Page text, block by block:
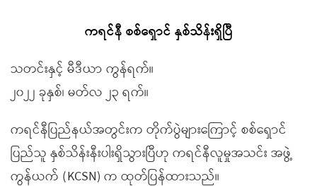
ကရင်နီ စစ်ရှောင် နှစ်သိန်းရှိပြီ
သတင်းနှင့် မီဒီယာ ကွန်ရက်။
၂၀၂၂ ခုနှစ်၊ မတ်လ ၂၃ ရက်။
ကရင်နီပြည်နယ်အတွင်းက တိုက်ပွဲများကြောင့် စစ်ရှောင်
ပြည်သူ နှစ်သိန်းနီးပါးရှိသွားပြီဟု ကရင်နီလူမှုအသင်း အဖွဲ့
ကွန်ယက် (KCSN) က ထုတ်ပြန်ထားသည်။